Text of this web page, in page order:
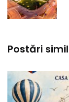
Postări